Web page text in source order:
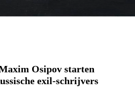
Osipov starten
exil-schrijvers